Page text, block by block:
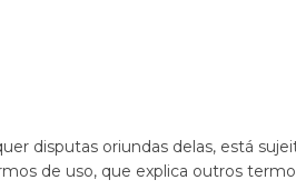
disputas oriundas delas, está
de uso, que explica outros